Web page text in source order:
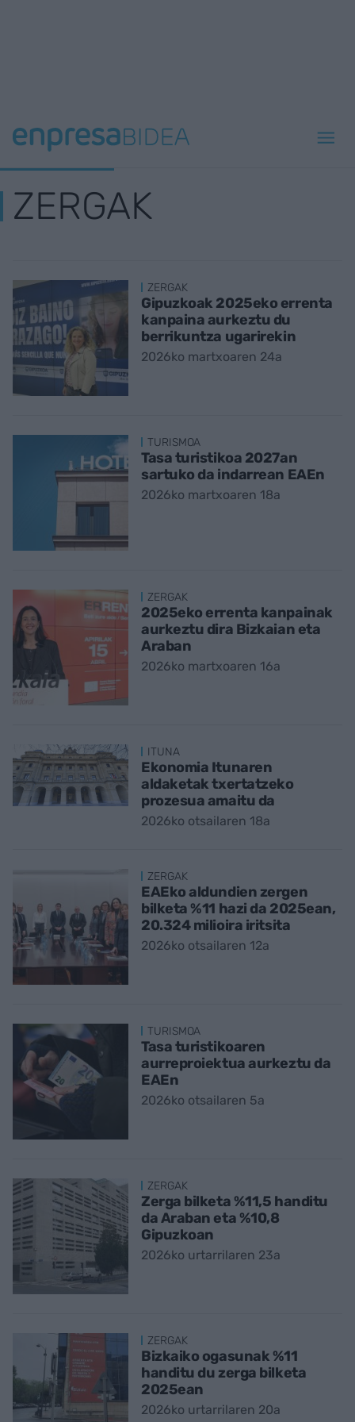
ZERGAK
ZERGAK
Gipuzkoak 2025eko errenta
kanpaina aurkeztu du
berrikuntza ugarirekin
2026ko martxoaren 24a
TURISMOA
Tasa turistikoa 2027an
sartuko da indarrean EAEn
2026ko martxoaren 18a
ZERGAK
2025eko errenta kanpainak
aurkeztu dira Bizkaian eta
Araban
2026ko martxoaren 16a
ITUNA
Ekonomia Itunaren
aldaketak txertatzeko
prozesua amaitu da
2026ko otsailaren 18a
ZERGAK
EAEko aldundien zergen
bilketa %11 hazi da 2025ean,
20.324 milioira iritsita
2026ko otsailaren 12a
TURISMOA
Tasa turistikoaren
aurreproiektua aurkeztu da
EAEn
2026ko otsailaren 5a
ZERGAK
Zerga bilketa %11,5 handitu
da Araban eta %10,8
Gipuzkoan
2026ko urtarrilaren 23a
ZERGAK
Bizkaiko ogasunak %11
handitu du zerga bilketa
2025ean
2026ko urtarrilaren 20a